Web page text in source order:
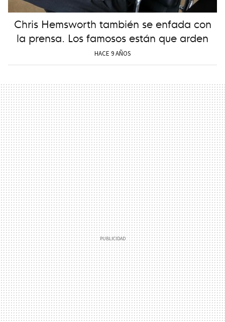
Chris Hemsworth también se enfada con
la prensa. Los famosos están que arden
HACE 9 AÑOS